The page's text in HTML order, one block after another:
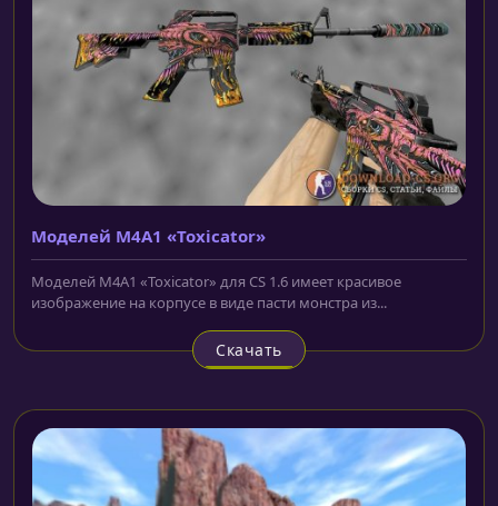
Моделей M4A1 «Toxicator»
Моделей M4A1 «Toxicator» для CS 1.6 имеет красивое
изображение на корпусе в виде пасти монстра из...
Скачать